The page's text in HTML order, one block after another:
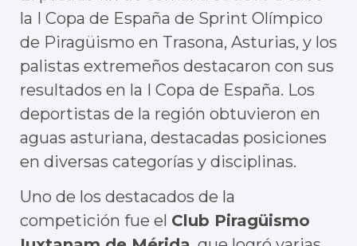
la I Copa de España de Sprint Olímpico
de Piragüismo en Trasona, Asturias, y los
palistas extremeños destacaron con sus
resultados en la I Copa de España. Los
deportistas de la región obtuvieron en
aguas asturiana, destacadas posiciones
en diversas categorías y disciplinas.
Uno de los destacados de la
competición fue el Club Piragüismo